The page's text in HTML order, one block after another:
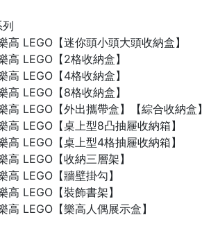
LEGO【迷你頭小頭大頭收納盒】
LEGO【2格收納盒】
LEGO【4格收納盒】
LEGO【8格收納盒】
LEGO【外出攜帶盒】【綜合收納盒】
LEGO【桌上型8凸抽屜收納箱】
LEGO【桌上型4格抽屜收納箱】
LEGO【收納三層架】
LEGO【牆壁掛勾】
LEGO【裝飾書架】
LEGO【樂高人偶展示盒】